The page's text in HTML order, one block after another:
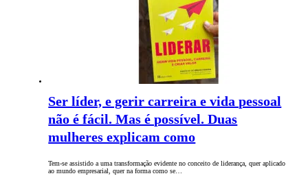
Ser líder, e gerir carreira e vida pessoal
não é fácil. Mas é possível. Duas
mulheres explicam como
Tem-se assistido a uma transformação evidente no conceito de liderança, quer aplicado
ao mundo empresarial, quer na forma como se…